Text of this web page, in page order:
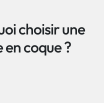
choisir une
en coque ?